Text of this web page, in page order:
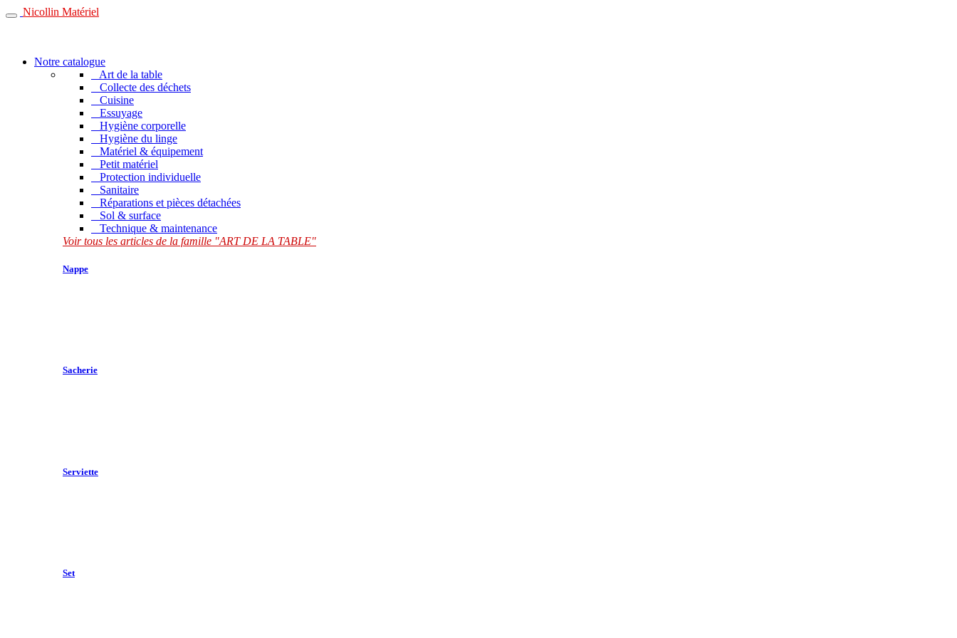
Nicollin Matériel
Notre catalogue
Art de la table
Collecte des déchets
Cuisine
Essuyage
Hygiène corporelle
Hygiène du linge
Matériel & équipement
Petit matériel
Protection individuelle
Sanitaire
Réparations et pièces détachées
Sol & surface
Technique & maintenance
Voir tous les articles de la famille "ART DE LA TABLE"
Nappe
Sacherie
Serviette
Set